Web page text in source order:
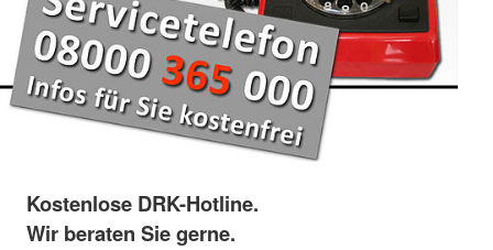
Kostenlose DRK-Hotline.
Wir beraten Sie gerne.